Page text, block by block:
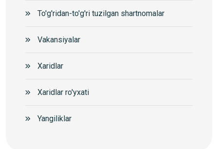
To'g'ridan-to'g'ri tuzilgan shartnomalar
Vakansiyalar
Xaridlar
Xaridlar ro'yxati
Yangiliklar